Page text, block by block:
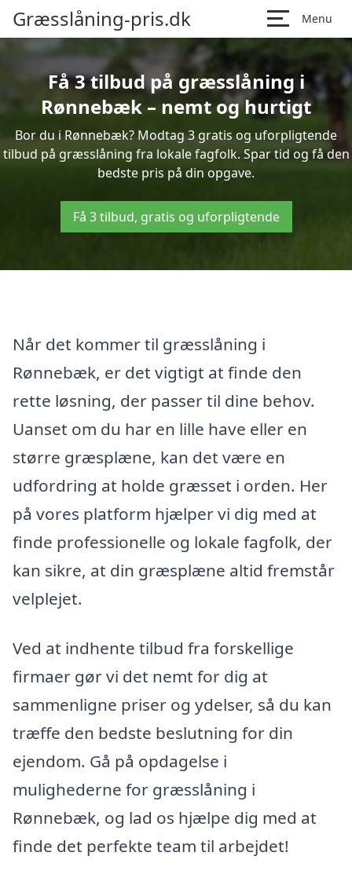
Græsslåning-pris.dk Menu
Få 3 tilbud på græsslåning i
Rønnebæk – nemt og hurtigt
Bor du i Rønnebæk? Modtag 3 gratis og uforpligtende
tilbud på græsslåning fra lokale fagfolk. Spar tid og få den
bedste pris på din opgave.
Få 3 tilbud, gratis og uforpligtende
Når det kommer til græsslåning i
Rønnebæk, er det vigtigt at finde den
rette løsning, der passer til dine behov.
Uanset om du har en lille have eller en
større græsplæne, kan det være en
udfordring at holde græsset i orden. Her
på vores platform hjælper vi dig med at
finde professionelle og lokale fagfolk, der
kan sikre, at din græsplæne altid fremstår
velplejet.
Ved at indhente tilbud fra forskellige
firmaer gør vi det nemt for dig at
sammenligne priser og ydelser, så du kan
træffe den bedste beslutning for din
ejendom. Gå på opdagelse i
mulighederne for græsslåning i
Rønnebæk, og lad os hjælpe dig med at
finde det perfekte team til arbejdet!